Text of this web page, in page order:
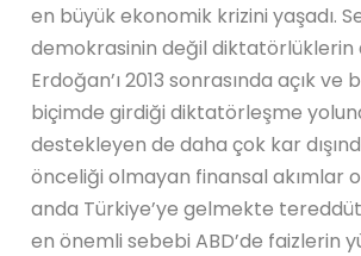
en büyük ekonomik krizini yaşadı.
demokrasinin değil diktatörlüklerin
Erdoğan’ı 2013 sonrasında açık ve
biçimde girdiği diktatörleşme
destekleyen de daha çok kar
önceliği olmayan finansal akımlar
anda Türkiye’ye gelmekte
en önemli sebebi ABD’de faizlerin